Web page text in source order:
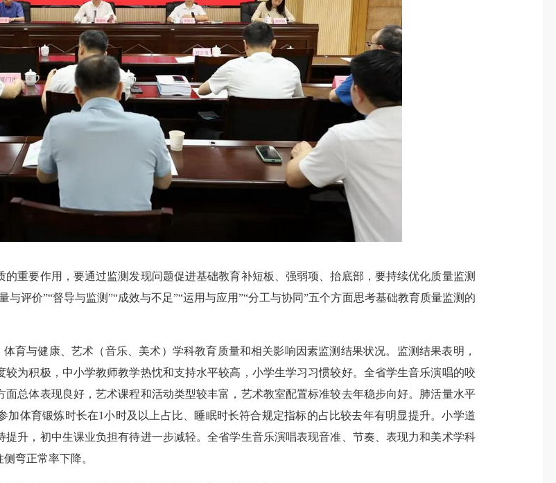
要作用，要通过监测发现问题促进基础教育补短板、强弱项、抬底部，要持续优化质量监测
评价”“督导与监测”“成效与不足”“运用与应用”“分工与协同”五个方面思考基础教育质量监测的
与健康、艺术（音乐、美术）学科教育质量和相关影响因素监测结果状况。监测结果表明，
为积极，中小学教师教学热忱和支持水平较高，小学生学习习惯较好。全省学生音乐演唱的咬
总体表现良好，艺术课程和活动类型较丰富，艺术教室配置标准较去年稳步向好。肺活量水平
体育锻炼时长在1小时及以上占比、睡眠时长符合规定指标的占比较去年有明显提升。小学道
升，初中生课业负担有待进一步减轻。全省学生音乐演唱表现音准、节奏、表现力和美术学科
弯正常率下降。